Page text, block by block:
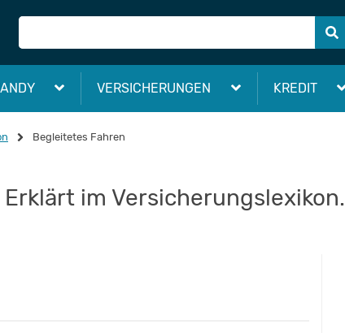
VERSICHERUNGEN KREDIT
Begleitetes Fahren
im Versicherungslexikon.